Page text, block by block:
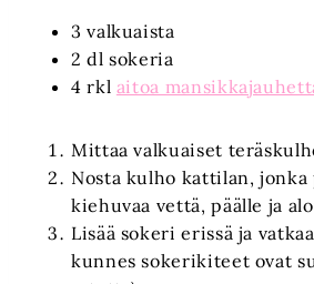
3 valkuaista
2 dl sokeria
4 rkl aitoa
Mittaa valkuaiset
Nosta kulho kattilan, jonka
kiehuvaa vettä, päälle ja
Lisää sokeri erissä ja
kunnes sokerikiteet ovat